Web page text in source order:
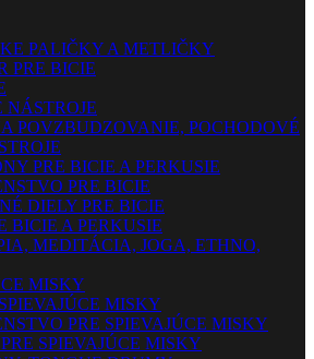
PALIČKY A METLIČKY
PRE BICIE
NÁSTROJE
POVZBUDZOVANIE, POCHODOVÉ
PRE BICIE A PERKUSIE
PRE BICIE
DIELY PRE BICIE
BICIE A PERKUSIE
MEDITÁCIA, JOGA, ETHNO,
MISKY
MISKY
PRE SPIEVAJÚCE MISKY
SPIEVAJÚCE MISKY